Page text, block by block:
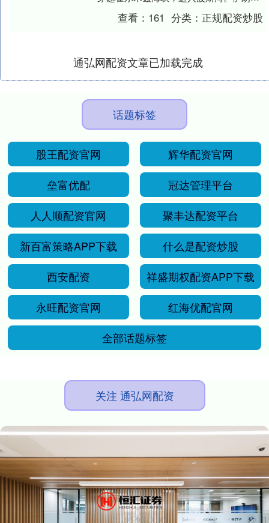
装部队方面对此予以否认，称伊方完全掌
查看： 161 分类： 正规配资炒股
通弘网配资文章已加载完成
话题标签
股王配资官网
辉华配资官网
垒富优配
冠达管理平台
人人顺配资官网
聚丰达配资平台
新百富策略APP下载
什么是配资炒股
西安配资
祥盛期权配资APP下载
永旺配资官网
红海优配官网
全部话题标签
关注 通弘网配资